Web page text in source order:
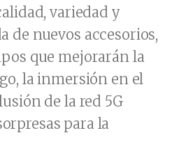
variedad y
de nuevos accesorios,
que mejorarán la
la inmersión en el
de la red 5G
para la